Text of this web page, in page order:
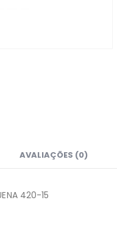
AVALIAÇÕES (0)
420-15